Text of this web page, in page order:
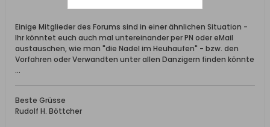
Einige Mitglieder des Forums sind in einer ähnlichen Situation -
Ihr könntet euch auch mal untereinander per PN oder eMail
austauschen, wie man "die Nadel im Heuhaufen" - bzw. den
Vorfahren oder Verwandten unter allen Danzigern finden könnte
...
Beste Grüsse
Rudolf H. Böttcher